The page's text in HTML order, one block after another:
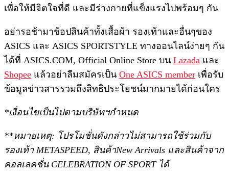
เพื่อให้มีจิตใจที่ดี และมีร่างกายที่แข็งแรงไปพร้อมๆ กัน
อย่ารอช้ามาช้อปสินค้าทั้งเสื้อผ้า รองเท้าและอื่นๆของ
ASICS และ ASICS SPORTSTYLE ทางออนไลน์ง่ายๆ กัน
ได้ที่ ASICS.COM, Official Online Store บน Lazada และ
Shopee แล้วอย่าลืมสมัครเป็น One ASICS member เพื่อรับ
ข้อมูลข่าวสารรวมถึงสิทธิประโยชน์มากมายได้ก่อนใคร
*เงื่อนไขเป็นไปตามบริษัทฯกำหนด
**หมายเหตุ: โปรโมชั่นดังกล่าวไม่สามารถใช้ร่วมกับ
รองเท้า METASPEED, สินค้าNew Arrivals และสินค้าจาก
คอลเลคชั่น CELEBRATION OF SPORT ได้